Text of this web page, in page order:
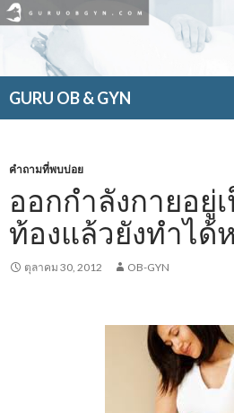
GURU OB & GYN
เนื้อหา
คำถามที่พบบ่อย
ออกกำลังกายอยู่
ท้องแล้วยังทำได้
ตุลาคม 30, 2012 OB-GYN